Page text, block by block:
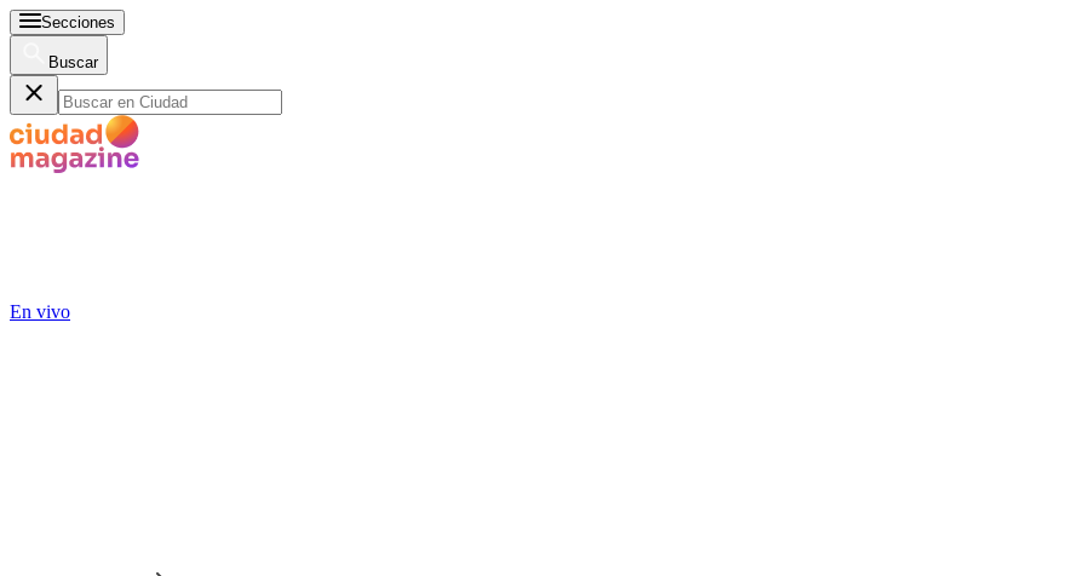
Secciones
Buscar
En vivo